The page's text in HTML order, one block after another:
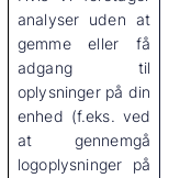
analyser uden at
gemme eller få
adgang til
oplysninger på din
enhed (f.eks. ved
at gennemgå
logoplysninger på